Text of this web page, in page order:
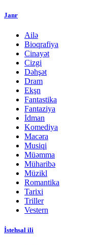
Janr
Ailə
Bioqrafiya
Cinayət
Cizgi
Dəhşət
Dram
Ekşn
Fantastika
Fantaziya
İdman
Komediya
Macəra
Musiqi
Müəmma
Müharibə
Müzikl
Romantika
Tarixi
Triller
Vestern
İstehsal ili